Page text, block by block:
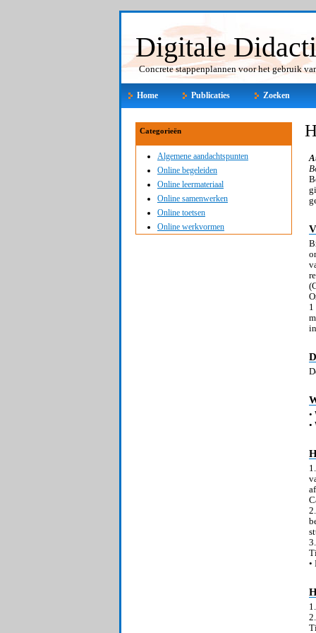
Digitale
Concrete stappenplannen voor het gebruik
Home Publicaties Zoeken
Categorieën
Algemene aandachtspunten
Online begeleiden
Online leermateriaal
Online samenwerken
Online toetsen
Online werkvormen
1
•
•
•